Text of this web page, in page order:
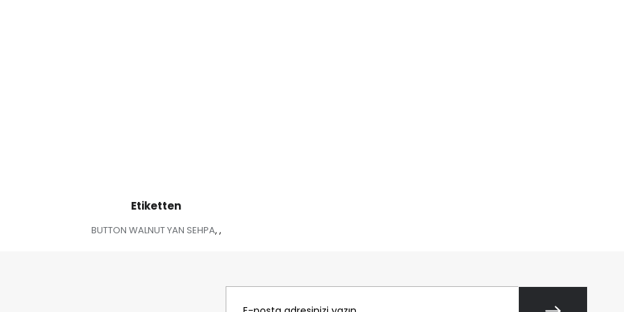
Etiketten
BUTTON WALNUT YAN SEHPA, ,